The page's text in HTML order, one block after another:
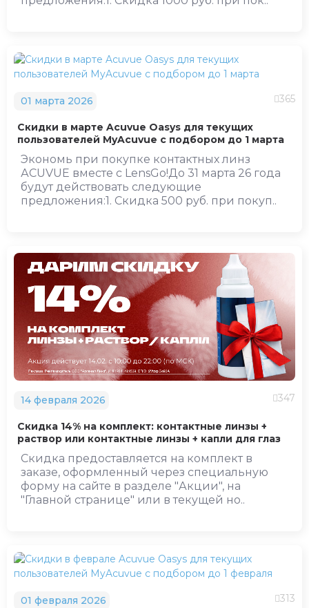
01 марта 2026 365
Скидки в марте Acuvue Oasys для текущих
пользователей MyAcuvue с подбором до 1 марта
Экономь при покупке контактных линз
АCUVUE вместе с LensGo!До 31 марта 26 года
будут действовать следующие
предложения:1. Скидка 500 руб. при покуп..
14 февраля 2026 347
Скидка 14% на комплект: контактные линзы +
раствор или контактные линзы + капли для глаз
Скидка предоставляется на комплект в
заказе, оформленный через специальную
форму на сайте в разделе "Акции", на
"Главной странице" или в текущей но..
01 февраля 2026 313